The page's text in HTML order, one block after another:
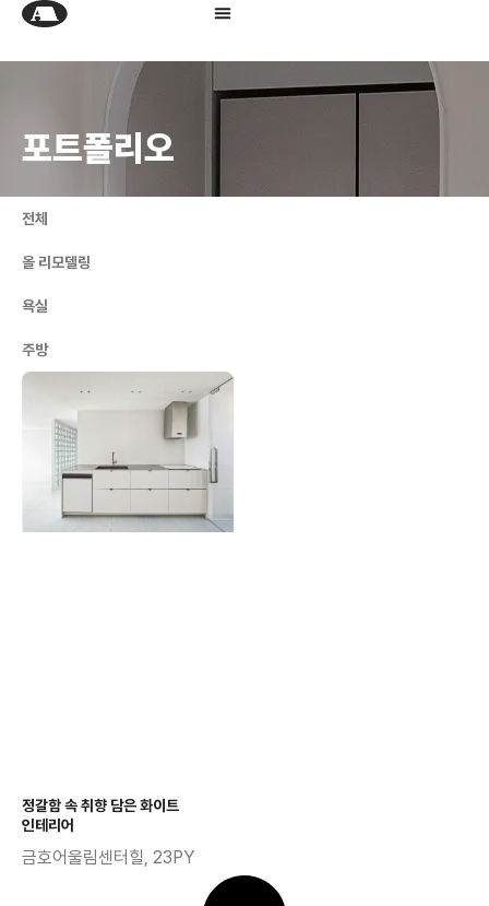
포트폴리오
전체
올 리모델링
욕실
주방
정갈함 속 취향 담은 화이트
인테리어
금호어울림센터힐, 23PY